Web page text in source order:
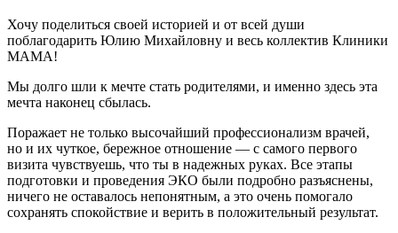
Хочу поделиться своей историей и от всей души
поблагодарить Юлию Михайловну и весь коллектив Клиники
МАМА!
Мы долго шли к мечте стать родителями, и именно здесь эта
мечта наконец сбылась.
Поражает не только высочайший профессионализм врачей,
но и их чуткое, бережное отношение — с самого первого
визита чувствуешь, что ты в надежных руках. Все этапы
подготовки и проведения ЭКО были подробно разъяснены,
ничего не оставалось непонятным, а это очень помогало
сохранять спокойствие и верить в положительный результат.